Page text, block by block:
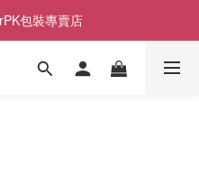
滿1000元，回饋1%購物金
包裝專賣店
滿1000元，回饋1%購物金